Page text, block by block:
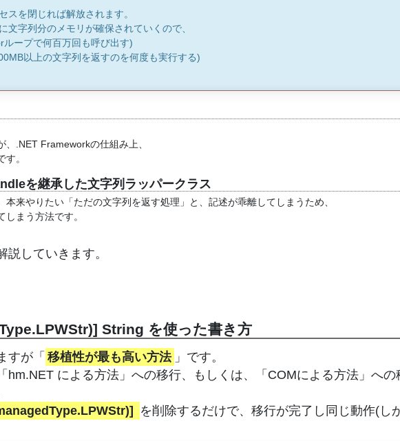
スを閉じれば解放されます。
文字列分のメモリが確保されていくので、
ループで何百万回も呼び出す)
以上の文字列を返すのを何度も実行する)
.NET Frameworkの仕組み上、
。
を継承した文字列ラッパークラス
来やりたい「ただの文字列を返す処理」と、記述が乖離してしまうため、
まう方法です。
していきます。
String を使った書き方
すが「 移植性が最も高い方法 」です。
hm.NET による方法」への移行、もしくは、「COMによる方法」への
を削除するだけで、移行が完了し同じ動作(